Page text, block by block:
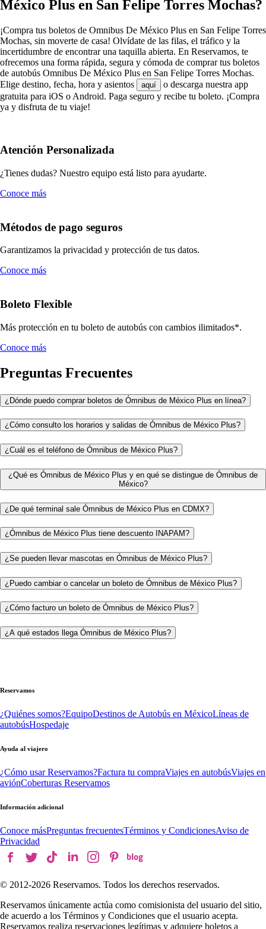
México Plus en San Felipe Torres Mochas?
¡Compra tus boletos de Omnibus De México Plus en San Felipe Torres
Mochas, sin moverte de casa! Olvídate de las filas, el tráfico y la
incertidumbre de encontrar una taquilla abierta. En Reservamos, te
ofrecemos una forma rápida, segura y cómoda de comprar tus boletos
de autobús Omnibus De México Plus en San Felipe Torres Mochas.
Elige destino, fecha, hora y asientos
aquí
o descarga nuestra app
gratuita para iOS o Android. Paga seguro y recibe tu boleto. ¡Compra
ya y disfruta de tu viaje!
Atención Personalizada
¿Tienes dudas? Nuestro equipo está listo para ayudarte.
Conoce más
Métodos de pago seguros
Garantizamos la privacidad y protección de tus datos.
Conoce más
Boleto Flexible
Más protección en tu boleto de autobús con cambios ilimitados*.
Conoce más
Preguntas Frecuentes
¿Dónde puedo comprar boletos de Ómnibus de México Plus en línea?
¿Cómo consulto los horarios y salidas de Ómnibus de México Plus?
¿Cuál es el teléfono de Ómnibus de México Plus?
¿Qué es Ómnibus de México Plus y en qué se distingue de Ómnibus de
México?
¿De qué terminal sale Ómnibus de México Plus en CDMX?
¿Ómnibus de México Plus tiene descuento INAPAM?
¿Se pueden llevar mascotas en Ómnibus de México Plus?
¿Puedo cambiar o cancelar un boleto de Ómnibus de México Plus?
¿Cómo facturo un boleto de Ómnibus de México Plus?
¿A qué estados llega Ómnibus de México Plus?
Reservamos
¿Quiénes somos?EquipoDestinos de Autobús en MéxicoLíneas de
autobúsHospedaje
Ayuda al viajero
¿Cómo usar Reservamos?Factura tu compraViajes en autobúsViajes en
aviónCoberturas Reservamos
Información adicional
Conoce másPreguntas frecuentesTérminos y CondicionesAviso de
Privacidad
© 2012-2026 Reservamos. Todos los derechos reservados.
Reservamos únicamente actúa como comisionista del usuario del sitio,
de acuerdo a los Términos y Condiciones que el usuario acepta.
Reservamos realiza reservaciones legítimas y adquiere boletos a